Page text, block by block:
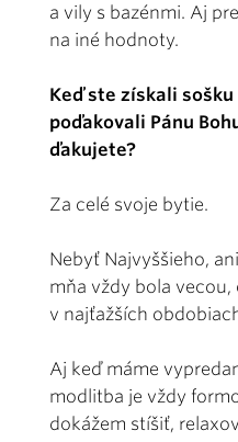
a vily s bazénmi. Aj
na iné hodnoty.
Keď ste získali
poďakovali Pánu
ďakujete?
Za celé svoje bytie.
Nebyť Najvyššieho,
mňa vždy bola
v najťažších
Aj keď máme
modlitba je vždy
dokážem stíšiť,